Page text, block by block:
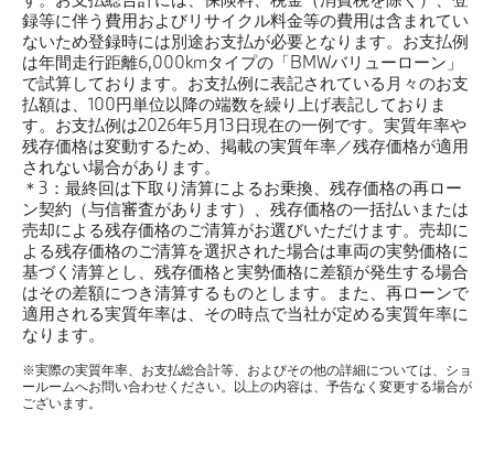
録等に伴う費用およびリサイクル料金等の費用は含まれてい
ないため登録時には別途お支払が必要となります。お支払例
は年間走行距離6,000kmタイプの「BMWバリューローン」
で試算しております。お支払例に表記されている月々のお支
払額は、100円単位以降の端数を繰り上げ表記しておりま
す。お支払例は2026年5月13日現在の一例です。実質年率や
残存価格は変動するため、掲載の実質年率／残存価格が適用
されない場合があります。
＊3：最終回は下取り清算によるお乗換、残存価格の再ロー
ン契約（与信審査があります）、残存価格の一括払いまたは
売却による残存価格のご清算がお選びいただけます。売却に
よる残存価格のご清算を選択された場合は車両の実勢価格に
基づく清算とし、残存価格と実勢価格に差額が発生する場合
はその差額につき清算するものとします。また、再ローンで
適用される実質年率は、その時点で当社が定める実質年率に
なります。
※実際の実質年率、お支払総合計等、およびその他の詳細については、ショ
ールームへお問い合わせください。以上の内容は、予告なく変更する場合が
ございます。